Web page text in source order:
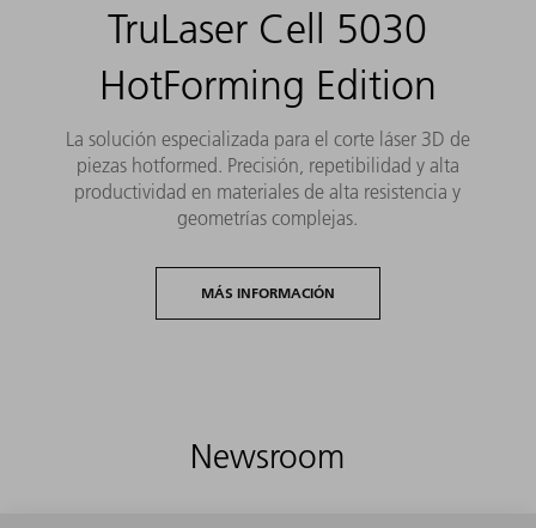
TruLaser Cell 5030
HotForming Edition
La solución especializada para el corte láser 3D de
piezas hotformed. Precisión, repetibilidad y alta
productividad en materiales de alta resistencia y
geometrías complejas.
MÁS INFORMACIÓN
Newsroom